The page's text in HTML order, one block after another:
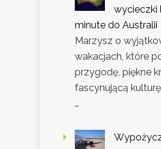
wycieczki
minute do Australii
Marzysz o
wakacjach, które
przygodę, piękne
fascynującą
…